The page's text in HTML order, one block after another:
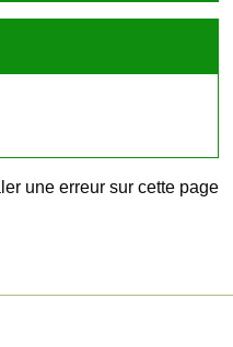
une erreur sur cette page